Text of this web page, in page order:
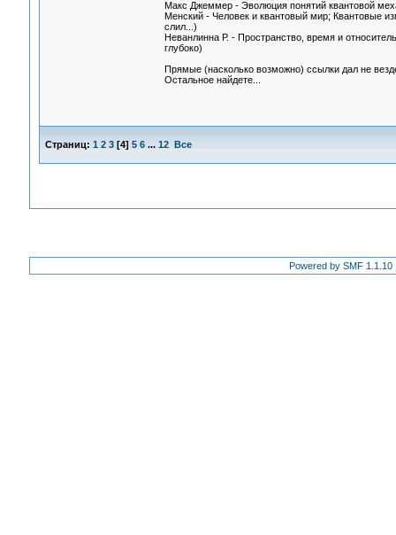
Макс Джеммер - Эволюция понятий квантовой
Менский - Человек и квантовый мир; Квантовые
слил...)
Неванлинна Р. - Пространство, время и
глубоко)
Прямые (насколько возможно) ссылки дал не
Остальное найдете...
Страниц: 1 2 3[4] 5 6 ... 12 Все
Powered by SMF 1.1.10